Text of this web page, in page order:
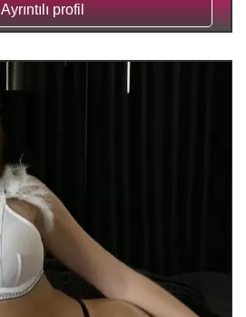
Ayrıntılı profil